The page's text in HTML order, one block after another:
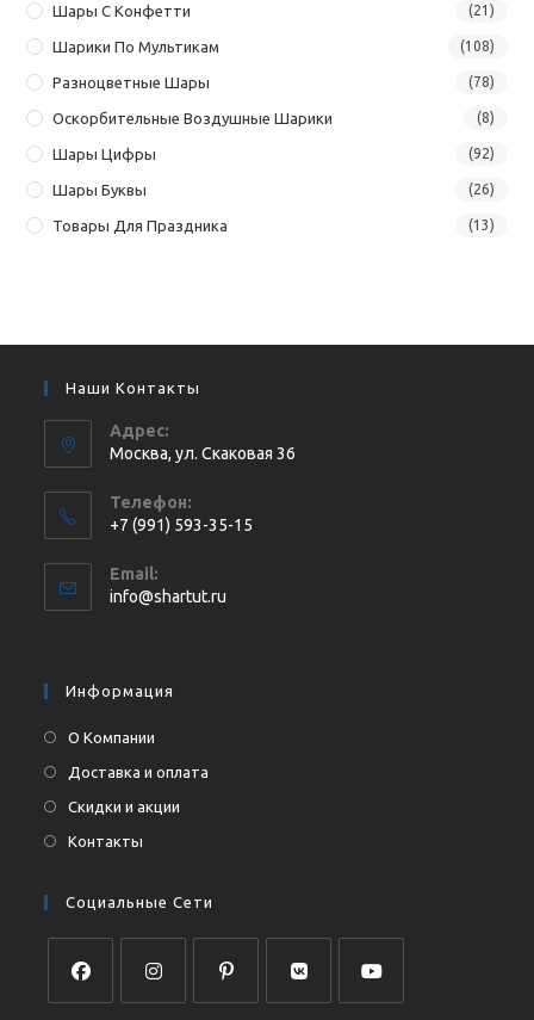
Шары С Конфетти (21)
Шарики По Мультикам (108)
Разноцветные Шары (78)
Оскорбительные Воздушные Шарики (8)
Шары Цифры (92)
Шары Буквы (26)
Товары Для Праздника (13)
Наши Контакты
Адрес:
Москва, ул. Cкаковая 36
Телефон:
+7 (991) 593-35-15
в
вашем
Email:
info@shartut.ru
Информация
О Компании
Доставка и оплата
Скидки и акции
Контакты
Социальные Сети